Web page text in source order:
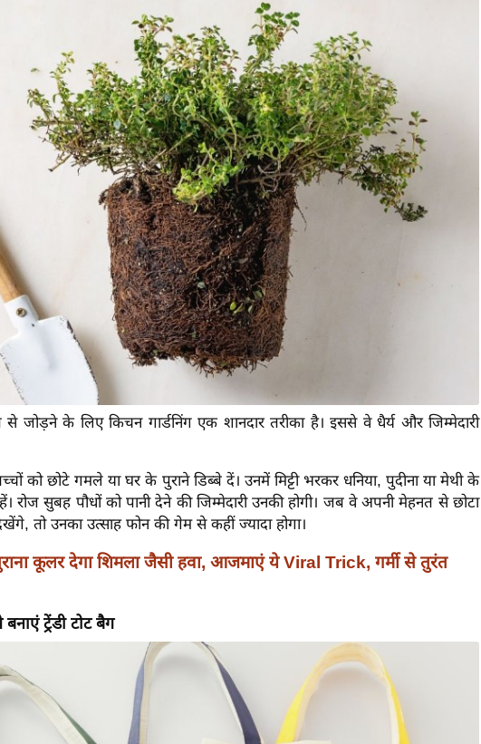
से जोड़ने के लिए किचन गार्डनिंग एक शानदार तरीका है। इससे वे धैर्य और जिम्मेदारी
को छोटे गमले या घर के पुराने डिब्बे दें। उनमें मिट्टी भरकर धनिया, पुदीना या मेथी के
रोज सुबह पौधों को पानी देने की जिम्मेदारी उनकी होगी। जब वे अपनी मेहनत से छोटा
तो उनका उत्साह फोन की गेम से कहीं ज्यादा होगा।
कूलर देगा शिमला जैसी हवा, आजमाएं ये Viral Trick, गर्मी से तुरंत
बनाएं ट्रेंडी टोट बैग